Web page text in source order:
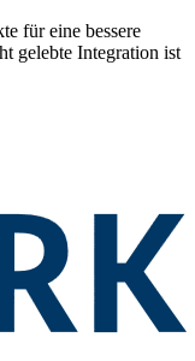
für eine bessere
gelebte Integration ist